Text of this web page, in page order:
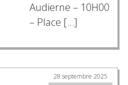
Audierne – 10H00
– Place […]
28 septembre 2025